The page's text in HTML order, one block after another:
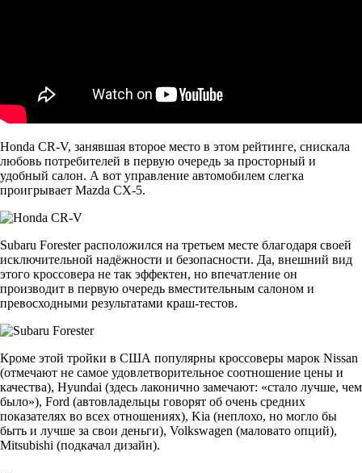
Honda CR-V, занявшая второе место в этом рейтинге, снискала
любовь потребителей в первую очередь за просторный и
удобный салон. А вот управление автомобилем слегка
проигрывает Mazda CX-5.
Subaru Forester расположился на третьем месте благодаря своей
исключительной надёжности и безопасности. Да, внешний вид
этого кроссовера не так эффектен, но впечатление он
производит в первую очередь вместительным салоном и
превосходными результатами краш-тестов.
Кроме этой тройки в США популярны кроссоверы марок Nissan
(отмечают не самое удовлетворительное соотношение цены и
качества), Hyundai (здесь лаконично замечают: «стало лучше, чем
было»), Ford (автовладельцы говорят об очень средних
показателях во всех отношениях), Kia (неплохо, но могло бы
быть и лучше за свои деньги), Volkswagen (маловато опций),
Mitsubishi (подкачал дизайн).